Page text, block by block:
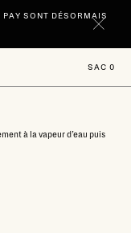
SONT DÉSORMAIS
SPIRITUELLE ET
SAC 0
à la vapeur d’eau puis